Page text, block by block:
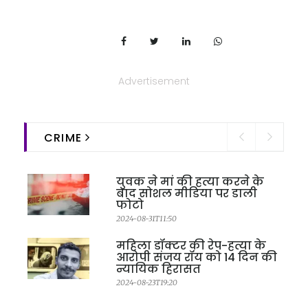
Advertisement
CRIME
युवक ने मां की हत्या करने के
बाद सोशल मीडिया पर डाली
फोटो
2024-08-31T11:50
महिला डॉक्टर की रेप-हत्या के
आरोपी संजय रॉय को 14 दिन की
न्यायिक हिरासत
2024-08-23T19:20